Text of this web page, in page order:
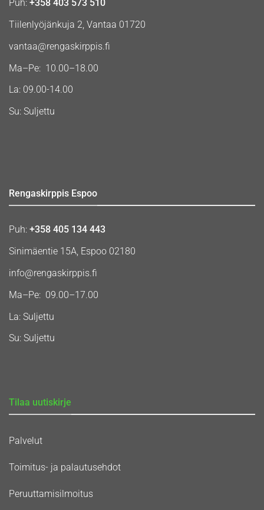
Puh: +358 403 573 510
Tiilenlyöjänkuja 2, Vantaa 01720
vantaa@rengaskirppis.fi
Ma–Pe: 10.00–18.00
La: 09.00-14.00
Su: Suljettu
Rengaskirppis Espoo
Puh: +358 405 134 443
Sinimäentie 15A, Espoo 02180
info@rengaskirppis.fi
Ma–Pe: 09.00–17.00
La: Suljettu
Su: Suljettu
Tilaa uutiskirje
Palvelut
Toimitus- ja palautusehdot
Peruuttamisilmoitus